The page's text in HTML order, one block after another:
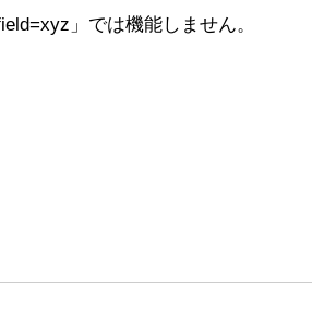
」では機能しません。